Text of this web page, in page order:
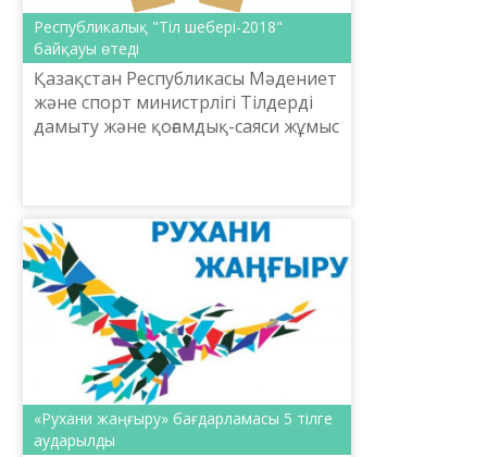
Республикалық "Тіл шебері-2018"
байқауы өтеді
Қазақстан Республикасы Мәдениет
және спорт министрлігі Тілдерді
дамыту және қоғамдық-саяси жұмыс
«Рухани жаңғыру» бағдарламасы 5 тілге
аударылды